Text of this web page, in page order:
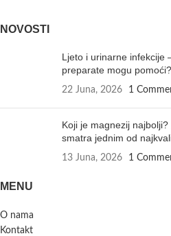
NOVOSTI
Ljeto i urinarne infekcije
preparate mogu pomoći?
22 Juna, 2026 1
Koji je magnezij
smatra jednim od
13 Juna, 2026 1
MENU
O nama
Kontakt